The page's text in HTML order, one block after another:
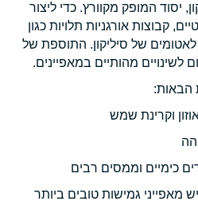
יסוד המופק מקוורץ. כדי ליצור
קבוצות אורגניות תלויות כגון
לאטומים של סיליקון. התוספת של
לשינויים מהותיים במאפיינים.
הבאות:
וקרינת שמש
כימיים וממסים רבים
מאפייני גמישות טובים ביותר